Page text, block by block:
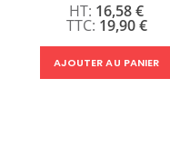
19,90 €
16,58 €
AJOUTER AU PANIER